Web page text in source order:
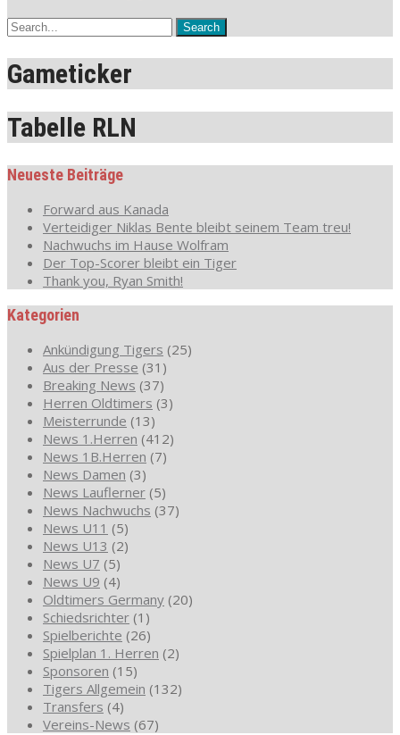
Gameticker
Tabelle RLN
Neueste Beiträge
Forward aus Kanada
Verteidiger Niklas Bente bleibt seinem Team treu!
Nachwuchs im Hause Wolfram
Der Top-Scorer bleibt ein Tiger
Thank you, Ryan Smith!
Kategorien
Ankündigung Tigers (25)
Aus der Presse (31)
Breaking News (37)
Herren Oldtimers (3)
Meisterrunde (13)
News 1.Herren (412)
News 1B.Herren (7)
News Damen (3)
News Lauflerner (5)
News Nachwuchs (37)
News U11 (5)
News U13 (2)
News U7 (5)
News U9 (4)
Oldtimers Germany (20)
Schiedsrichter (1)
Spielberichte (26)
Spielplan 1. Herren (2)
Sponsoren (15)
Tigers Allgemein (132)
Transfers (4)
Vereins-News (67)